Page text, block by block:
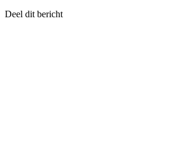
Deel dit bericht